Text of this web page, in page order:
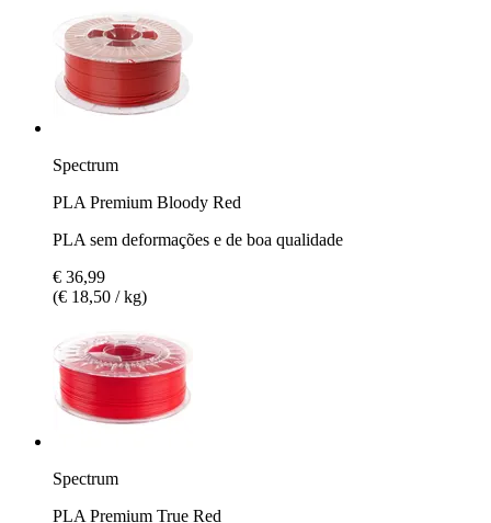
Spectrum
PLA Premium Bloody Red
PLA sem deformações e de boa qualidade
€ 36,99
(€ 18,50 / kg)
Spectrum
PLA Premium True Red